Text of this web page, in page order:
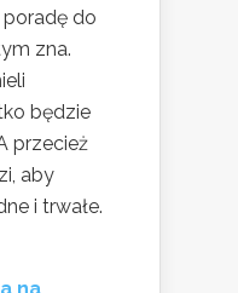
do
zna.
będzie
przecież
aby
i trwałe.